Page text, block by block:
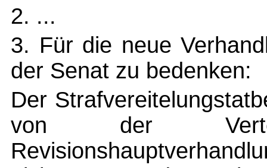
2. ...
3. Für die neue
der Senat zu bedenken:
Der
von der